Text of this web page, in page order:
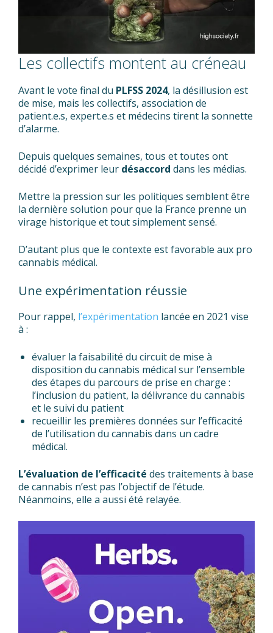
Les collectifs montent au créneau
Avant le vote final du PLFSS 2024, la désillusion est
de mise, mais les collectifs, association de
patient.e.s, expert.e.s et médecins tirent la sonnette
d’alarme.
Depuis quelques semaines, tous et toutes ont
décidé d’exprimer leur désaccord dans les médias.
Mettre la pression sur les politiques semblent être
la dernière solution pour que la France prenne un
virage historique et tout simplement sensé.
D’autant plus que le contexte est favorable aux pro
cannabis médical.
Une expérimentation réussie
Pour rappel, l’expérimentation lancée en 2021 vise
à :
évaluer la faisabilité du circuit de mise à
disposition du cannabis médical sur l’ensemble
des étapes du parcours de prise en charge :
l’inclusion du patient, la délivrance du cannabis
et le suivi du patient
recueillir les premières données sur l’efficacité
de l’utilisation du cannabis dans un cadre
médical.
L’évaluation de l’efficacité des traitements à base
de cannabis n’est pas l’objectif de l’étude.
Néanmoins, elle a aussi été relayée.